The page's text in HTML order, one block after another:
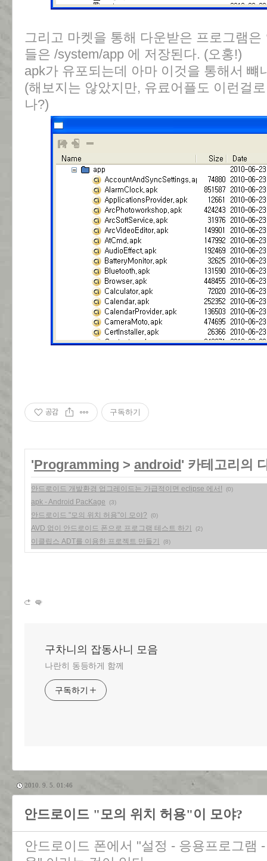
그리고 마켓을 통해 다운받은 프로그램
들은 /system/app 에 저장된다. (오홍!)
apk가 유포되는데 아마 이것을 통해서 뺴
(해보지는 않았지만, 유료어플도 이런걸
나?)
공감 구독하기
'Programming > android' 카테고리의
안드로이드 개발환경 업그레이드는 가급적이면 eclipse 에서! (0)
apk - Android PacKage (3)
안드로이드 "모의 위치 허용"이 모야? (0)
AVD 없이 안드로이드 폰으로 프로그램 테스트 하기 (2)
이클립스 ADT를 이용한 프로젝트 만들기 (8)
구차니의 잡동사니 모음
나란히 동등하게 함께
구독하기
2010. 9. 5. 01:46
안드로이드 "모의 위치 허용"이 모야?
안드로이드 폰에서 "설정 - 응용프로그램